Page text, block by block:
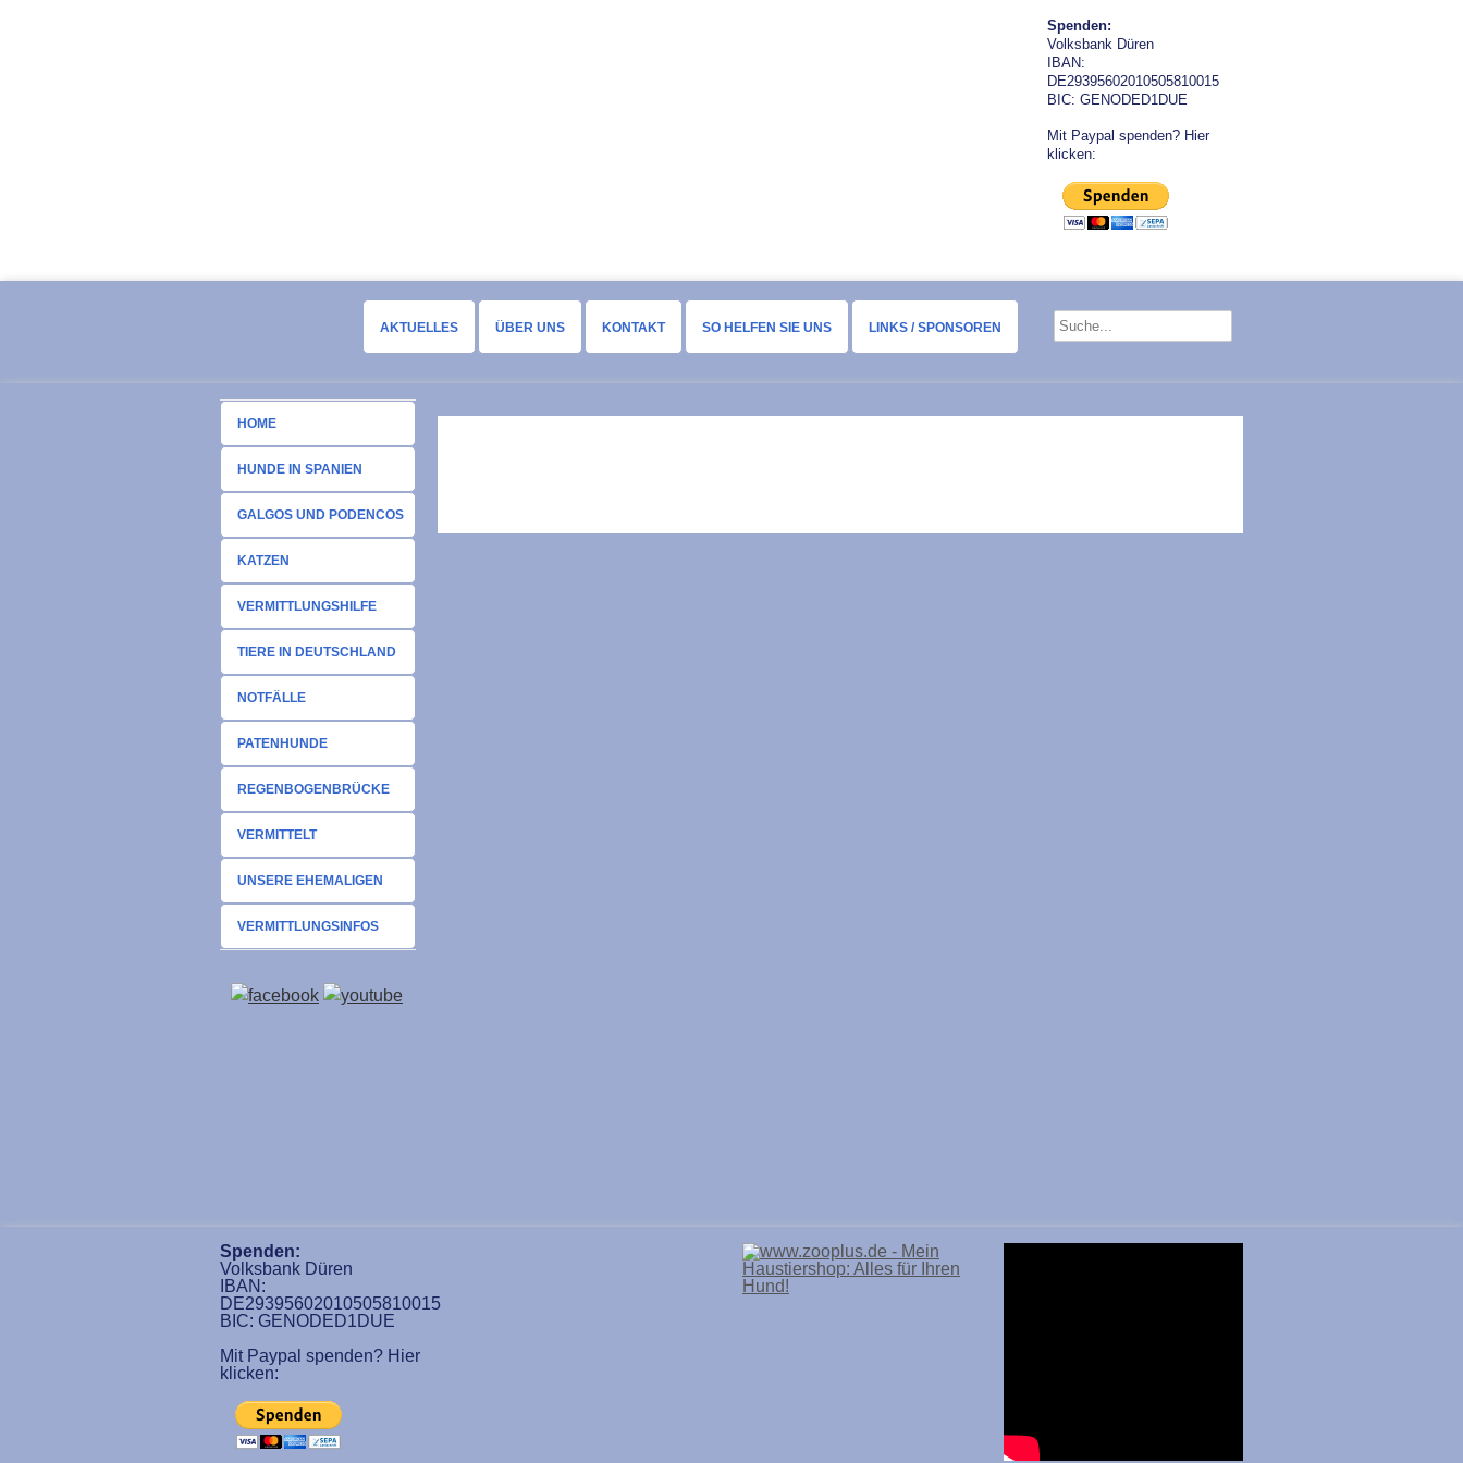
Spenden:
Volksbank Düren
IBAN:
DE29395602010505810015
BIC: GENODED1DUE
Mit Paypal spenden? Hier
klicken:
AKTUELLES ÜBER UNS KONTAKT SO HELFEN SIE UNS LINKS / SPONSOREN
HOME
HUNDE IN SPANIEN
GALGOS UND PODENCOS
KATZEN
VERMITTLUNGSHILFE
TIERE IN DEUTSCHLAND
NOTFÄLLE
PATENHUNDE
REGENBOGENBRÜCKE
VERMITTELT
UNSERE EHEMALIGEN
VERMITTLUNGSINFOS
Spenden:
Volksbank Düren
IBAN:
DE29395602010505810015
BIC: GENODED1DUE
Mit Paypal spenden? Hier
klicken: